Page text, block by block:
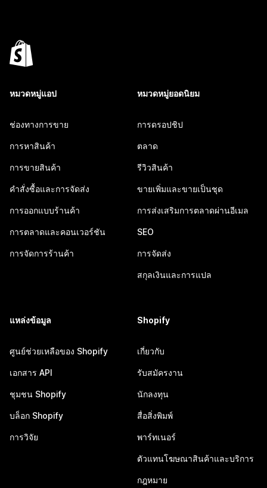
หมวดหมู่แอป
ช่องทางการขาย
การหาสินค้า
การขายสินค้า
คำสั่งซื้อและการจัดส่ง
การออกแบบร้านค้า
การตลาดและคอนเวอร์ชัน
การจัดการร้านค้า
หมวดหมู่ยอดนิยม
การดรอปชิป
ตลาด
รีวิวสินค้า
ขายเพิ่มและขายเป็นชุด
การส่งเสริมการตลาดผ่านอีเมล
SEO
การจัดส่ง
สกุลเงินและการแปล
แหล่งข้อมูล
ศูนย์ช่วยเหลือของ Shopify
เอกสาร API
ชุมชน Shopify
บล็อก Shopify
การวิจัย
Shopify
เกี่ยวกับ
รับสมัครงาน
นักลงทุน
สื่อสิ่งพิมพ์
พาร์ทเนอร์
ตัวแทนโฆษณาสินค้าและบริการ
กฎหมาย